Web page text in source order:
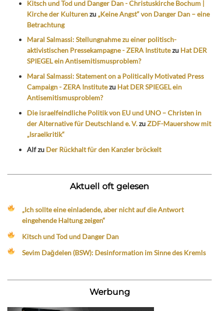
Kitsch und Tod und Danger Dan - Christuskirche Bochum |
Kirche der Kulturenzu „Keine Angst“ von Danger Dan – eine
Betrachtung
Maral Salmassi: Stellungnahme zu einer politisch-
aktivistischen Pressekampagne - ZERA Institutezu Hat DER
SPIEGEL ein Antisemitismusproblem?
Maral Salmassi: Statement on a Politically Motivated Press
Campaign - ZERA Institutezu Hat DER SPIEGEL ein
Antisemitismusproblem?
Die israelfeindliche Politik von EU und UNO – Christen in
der Alternative für Deutschland e. V.zuZDF-Mauershow mit
„Israelkritik“
Alfzu Der Rückhalt für den Kanzler bröckelt
Aktuell oft gelesen
„Ich sollte eine einladende, aber nicht auf die Antwort
eingehende Haltung zeigen“
Kitsch und Tod und Danger Dan
Sevim Dağdelen (BSW): Desinformation im Sinne des Kremls
Werbung